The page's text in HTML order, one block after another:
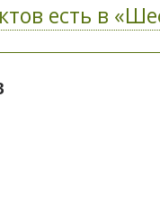
есть в